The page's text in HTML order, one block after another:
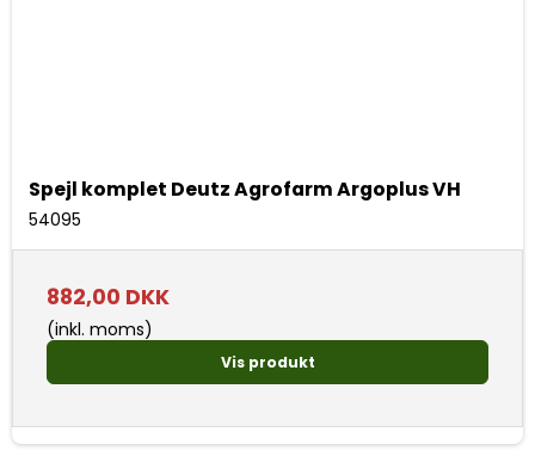
Spejl komplet Deutz Agrofarm Argoplus VH
54095
882,00 DKK
(inkl. moms)
Vis produkt